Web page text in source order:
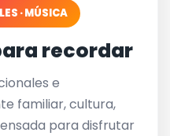
· MÚSICA
recordar
e
familiar, cultura,
para disfrutar